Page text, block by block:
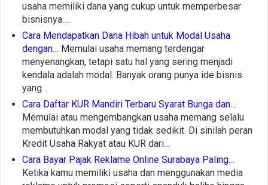
usaha memiliki dana yang cukup untuk memperbesar
bisnisnya.…
Cara Mendapatkan Dana Hibah untuk Modal Usaha
dengan… Memulai usaha memang terdengar
menyenangkan, tetapi satu hal yang sering menjadi
kendala adalah modal. Banyak orang punya ide bisnis
yang…
Cara Daftar KUR Mandiri Terbaru Syarat Bunga dan…
Memulai atau mengembangkan usaha memang selalu
membutuhkan modal yang tidak sedikit. Di sinilah peran
Kredit Usaha Rakyat atau KUR dari…
Cara Bayar Pajak Reklame Online Surabaya Paling…
Ketika kamu memiliki usaha dan menggunakan media